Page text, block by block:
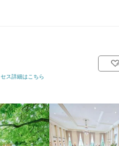
スタイル: 教会式(キリスト教式)／人前式／和
ス詳細はこちら